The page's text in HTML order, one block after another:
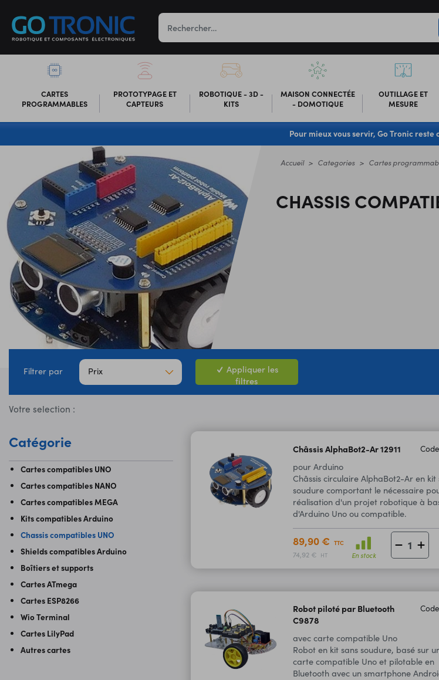
CARTES
PROGRAMMABLES
PROTOTYPAGE ET
CAPTEURS
ROBOTIQUE - 3D -
KITS
MAISON CONNECTÉE
- DOMOTIQUE
OUTILLAGE ET
MESURE
Pour mieux vous servir, Go Tronic
Accueil Categories Cartes
CHASSIS
Filtrer par Prix
Appliquer les
filtres
Votre selection :
Catégorie
Cartes compatibles UNO
Cartes compatibles NANO
Cartes compatibles MEGA
Kits compatibles Arduino
Chassis compatibles UNO
Shields compatibles Arduino
Boîtiers et supports
Cartes ATmega
Cartes ESP8266
Wio Terminal
Cartes LilyPad
Autres cartes
Châssis AlphaBot2-Ar 12911
pour Arduino
Châssis circulaire AlphaBot2-Ar en kit
soudure comportant le nécessaire
réalisation d'un projet robotique à
d'Arduino Uno ou compatible.
89,90 € TTC
74,92 € HT En stock
Robot piloté par Bluetooth
C9878
avec carte compatible Uno
Robot en kit sans soudure, basé sur
carte compatible Uno et pilotable en
Bluetooth avec un smartphone